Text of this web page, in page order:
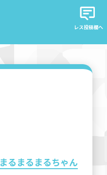
レス投稿欄へ
まるまるまるちゃん